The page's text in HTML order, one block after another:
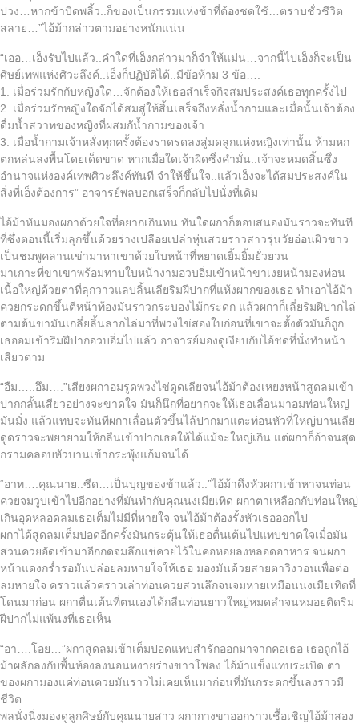
ปวง…หากข้าบิดพลิ้ว..ก็ของเป็นกรรมแห่งข้าที่ต้องชดใช้…ตราบชั่วชีวิต
สลาย…”ไอ้ม้ากล่าวตามอย่างหนักแน่น
“เออ…เอ็งรับไปแล้ว..คำใดที่เอ็งกล่าวมาก็จำให้แม่น…จากนี้ไปเอ็งก็จะเป็น
ศิษย์เทพแห่งศิวะลึงค์..เอ็งก็ปฏิบัติได้..มีข้อห้าม 3 ข้อ….
1. เมื่อร่วมรักกับหญิงใด…จักต้องให้เธอสำเร็จกิจสมประสงค์เธอทุกครั้งไป
2. เมื่อร่วมรักหญิงใดจักได้สมสู่ให้สิ้นเสร็จถึงหลั่งน้ำกามและเมื่อนั้นเจ้าต้อง
ดื่มน้ำสวาทของหญิงที่ผสมกัน้ำกามของเจ้า
3. เมื่อน้ำกามเจ้าหลั่งทุกครั้งต้องราดรดลงสู่มดลูกแห่งหญิงเท่านั้น ห้ามหก
ตกหล่นลงพื้นโดยเด็ดขาด หากเมื่อใดเจ้าผิดซึ่งคำมั่น..เจ้าจะหมดสิ้นซึ่ง
อำนาจแห่งองค์เทพศิวะลึงค์ทันที จำให้ขึ้นใจ..แล้วเอ็งจะได้สมประสงค์ใน
สิ่งที่เอ็งต้องการ” อาจารย์พลบอกเสร็จก็กลับไปนั่งที่เดิม
ไอ้ม้าหันมองผกาด้วยใจที่อยากเกินทน ทันใดผกาก็ตอบสนองมันราวจะทันที
ที่ซึ่งตอนนี้เริ่มลุกขึ้นด้วยร่างเปลือยเปล่าหุ่นสวยราวสาวรุ่นวัยอ่อนผิวขาว
เป็นชมพูคลานเข่ามาหาเขาด้วยใบหน้าที่หยาดเยิ้มยิ้มยั่วยวน
มาเกาะที่ขาเขาพร้อมทาบใบหน้างามอวบอิ่มเข้าหน้าขาเงยหน้ามองท่อน
เนื้อใหญ่ด้วยตาที่ลุกวาวแลบลิ้นเลียริมฝีปากที่แห้งผากของเธอ ทำเอาไอ้ม้า
ควยกระดกขึ้นตีหน้าท้องมันราวกระบองไม้กระดก แล้วผกาก็เลี่ยริมฝีปากไล่
ตามต้นขามันเกลี่ยลิ้นลากไล่มาที่พวงไข่สองใบก่อนที่เขาจะตั้งตัวมันก็ถูก
เธออมเข้าริมฝีปากอวบอิ่มไปแล้ว อาจารย์มองดูเงียบกับไอ้ชดที่นั่งทำหน้า
เสียวตาม
“อืม…..อึม….”เสียงผกาอมรูดพวงไข่ดูดเลียจนไอ้ม้าต้องเหยงหน้าสูดลมเข้า
ปากกลั้นเสียวอย่างจะขาดใจ มันก็นึกที่อยากจะให้เธอเลื่อนมาอมท่อนใหญ่
มันมั่ง แล้วแทบจะทันทีผกาเลื่อนตัวขึ้นไล้ปากมาแตะท่อนหัวที่ใหญ่บานเลีย
ดูดราวจะพยายามให้กลืนเข้าปากเธอให้ได้แม้จะใหญ่เกิน แต่ผกาก็อ้าจนสุด
กรามคลอบหัวบานเข้ากระพุ้งแก้มจนได้
“อาท….คุณนาย..ซีด…เป็นบุญของข้าแล้ว..”ไอ้ม้าดึงหัวผกาเข้าหาจนท่อน
ควยจมวูบเข้าไปอีกอย่างที่มันทำกับคุณนงเมียเทิด ผกาตาเหลือกกับท่อนใหญ่
เกินอุดหลอดลมเธอเต็มไม่มีที่หายใจ จนไอ้ม้าต้องรั้งหัวเธอออกไป
ผกาได้สูดลมเต็มปอดอีกครั้งมันกระตุ้นให้เธอตื่นเต้นไปแทบขาดใจเมื่อมัน
สวนควยอัดเข้ามาอีกกดจมลึกแช่ควยไว้ในคอหอยลงหลอดอาหาร จนผกา
หน้าแดงกร่ำรอมันปล่อยลมหายใจให้เธอ มองมันด้วยสายตาวิงวอนเพื่อต่อ
ลมหายใจ คราวแล้วคราวเล่าท่อนควยสวนลึกจนจมหายเหมือนนงเมียเทิดที่
โดนมาก่อน ผกาตื่นเต้นที่ตนเองได้กลืนท่อนยาวใหญ่หมดลำจนหมอยติดริม
ฝีปากไม่แพ้นงที่เธอเห็น
“อา….โอย…”ผกาสูดลมเข้าเต็มปอดแทบสำรักออกมาจากคอเธอ เธอถูกไอ้
ม้าผลักลงกับพื้นห้องลงนอนหงายร่างขาวโพลง ไอ้ม้าแข็งแทบระเบิด ตา
ของผกามองแค่ท่อนควยมันราวไม่เคยเห็นมาก่อนที่มันกระดกขึ้นลงราวมี
ชีวิต
พลนั่งนิ่งมองดูลูกศิษย์กับคุณนายสาว ผกากางขาออกราวเชื้อเชิญไอ้ม้าสอง